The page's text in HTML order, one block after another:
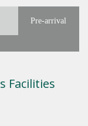
Pre-arrival
Facilities